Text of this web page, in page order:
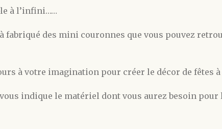
à l’infini……
fabriqué des mini couronnes que vous pouvez
à votre imagination pour créer le décor de fêtes à
indique le matériel dont vous aurez besoin pour